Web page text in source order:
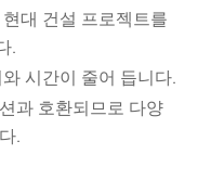
대 건설 프로젝트를
.
시간이 줄어 듭니다.
과 호환되므로 다양
.